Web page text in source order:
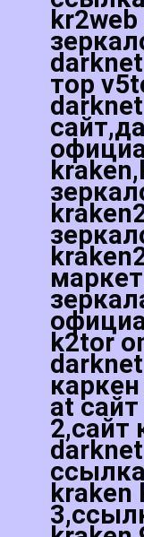
тор
k2tor
at
2,сайт
kraken